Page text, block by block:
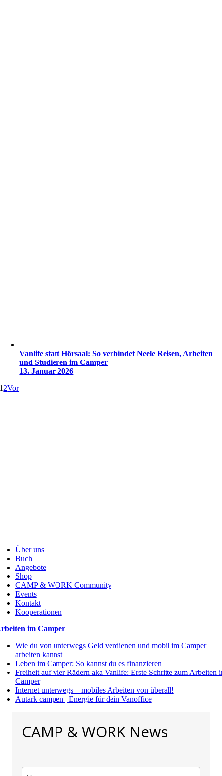
Vanlife statt Hörsaal: So verbindet Neele Reisen, Arbeiten
und Studieren im Camper
13. Januar 2026
1 2Vor
Über uns
Buch
Angebote
Shop
CAMP & WORK Community
Events
Kontakt
Kooperationen
im Camper
Wie du von unterwegs Geld verdienen und mobil im Camper
arbeiten kannst
Leben im Camper: So kannst du es finanzieren
Freiheit auf vier Rädern aka Vanlife: Erste Schritte zum Arbeiten
Camper
Internet unterwegs – mobiles Arbeiten von überall!
Autark campen | Energie für dein Vanoffice
CAMP & WORK News